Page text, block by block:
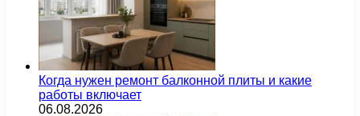
Когда нужен ремонт балконной плиты и какие
работы включает
06.08.2026